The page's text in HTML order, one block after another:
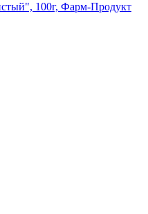
100г, Фарм-Продукт